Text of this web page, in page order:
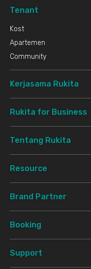
Tenant
Kost
Apartemen
Community
Kerjasama Rukita
Rukita for Business
Tentang Rukita
Resource
Brand Partner
Booking
Support